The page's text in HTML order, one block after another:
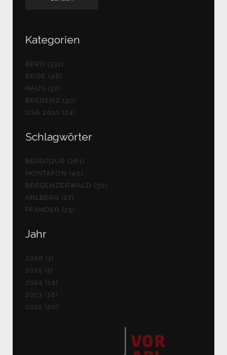
Kategorien
BERG (331)
REISE (48)
HAUS (32)
BREGENZ (30)
USA 2010 (24)
Schlagwörter
BERGTOUR (261)
MONTAFON (40)
BREGENZERWALD (30)
ARLBERG (27)
PFÄNDER (25)
Jahr
2026 (1)
2025 (5)
2024 (14)
2023 (16)
2022 (20)